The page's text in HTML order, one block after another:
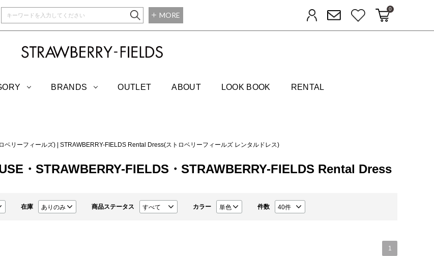
MORE ログイン メルマガ登録お気に入りカートに入れる
0
BRANDS OUTLET ABOUT LOOK BOOK RENTAL
ベリーフィールズ) STRAWBERRY-FIELDS Rental Dress(ストロベリーフィールズ レンタルドレス)
・STRAWBERRY-FIELDS・STRAWBERRY-FIELDS Rental Dress
在庫 商品ステータス カラー 件数
1